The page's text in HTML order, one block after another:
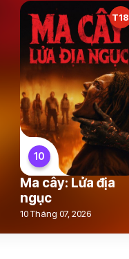
T18
10
Ma cây: Lửa địa
ngục
10 Tháng 07, 2026